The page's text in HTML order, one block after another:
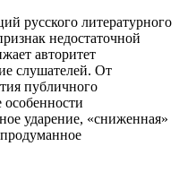
русского литературного
недостаточной
авторитет
слушателей. От
публичного
ударение, «сниженная»